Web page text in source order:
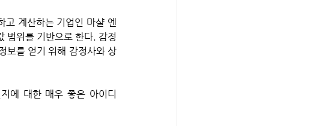
계산하는 기업인 마샬 엔
위를 기반으로 한다. 감정
보를 얻기 위해 감정사와 상
에 대한 매우 좋은 아이디